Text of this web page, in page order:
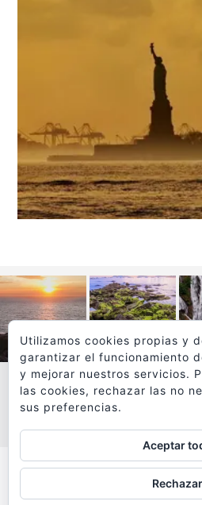
VER MÁS
Todos los textos y
Utilizamos cookies propias y
garantizar el funcionamiento
y mejorar nuestros servicios.
las cookies, rechazar las no
sus preferencias.
Aceptar
Rechazar